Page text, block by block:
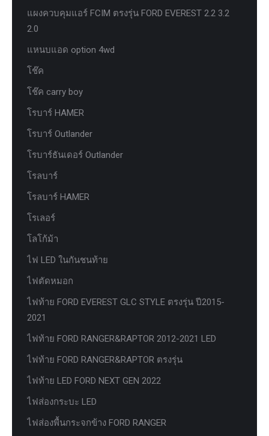
แผงควบคุมแอร์ FCIM ตรงรุ่น FORD EVEREST 2.2 3.2
2.0
แหนบแอด option 4wd
โช๊ค
โช๊ค carry boy
โรบาร์ HAMER
โรบาร์ Outlander
โรบาร์ธันเดอร์ Outlander
โรลบาร์
โรลบาร์ HAMER
โรเลอร์
โลโก้ม้า
ไฟ LED ในกันชนท้าย
ไฟตัดหมอก
ไฟท้าย FORD EVEREST GLC STYLE ตรงรุ่น ปี2015-
2021
ไฟท้าย FORD RANGER&RAPTOR 2012-2021 LED
ไฟท้าย FORD RANGER&RAPTOR ตรงรุ่น
ไฟท้าย LED FORD NEXT GEN 2022
ไฟส่องกระบะ LED
ไฟส่องพื้นกระจกข้าง FORD RANGER